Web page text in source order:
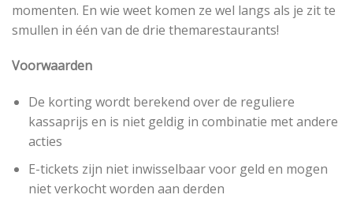
momenten. En wie weet komen ze wel langs als je zit te
smullen in één van de drie themarestaurants!
Voorwaarden
De korting wordt berekend over de reguliere
kassaprijs en is niet geldig in combinatie met andere
acties
E-tickets zijn niet inwisselbaar voor geld en mogen
niet verkocht worden aan derden